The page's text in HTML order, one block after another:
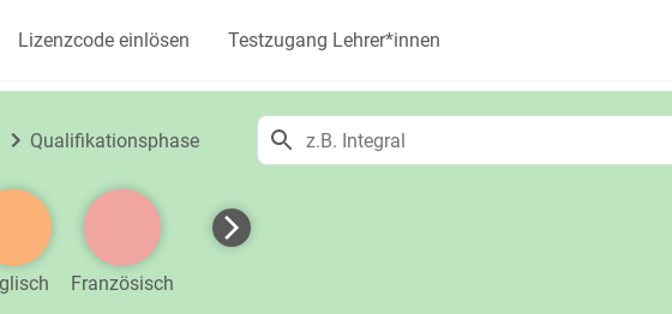
Lizenzcode einlösen Testzugang Lehrer*innen
Qualifikationsphase
Französisch